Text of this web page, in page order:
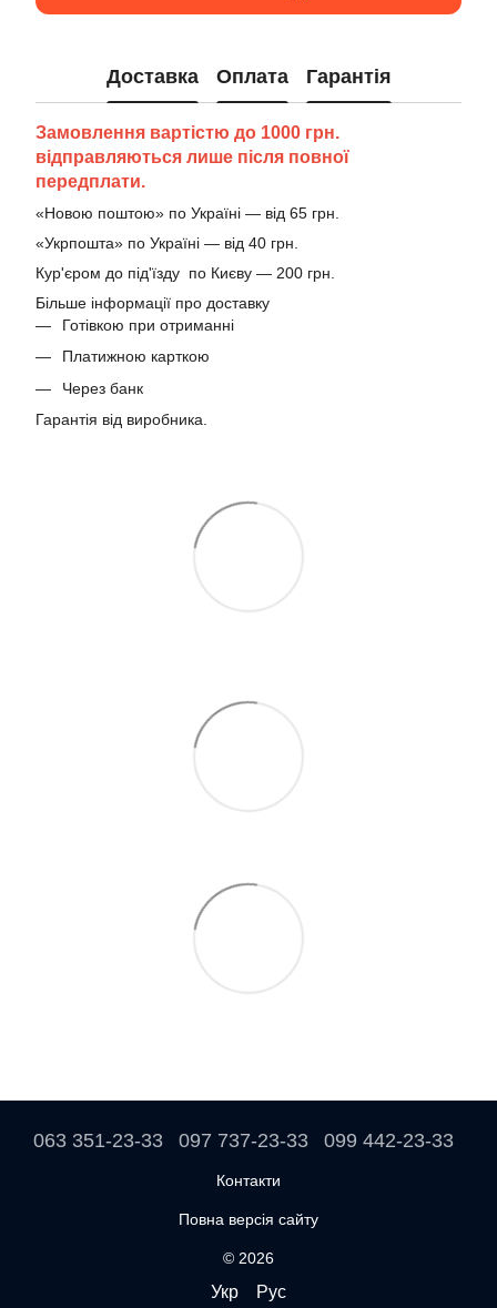
Доставка Оплата Гарантія
Замовлення вартістю до 1000 грн.
відправляються лише після повної
передплати.
«Новою поштою» по Україні — від 65 грн.
«Укрпошта» по Україні — від 40 грн.
Кур'єром до під'їзду по Києву — 200 грн.
Більше інформації про доставку
Готівкою при отриманні
Платижною карткою
Через банк
Гарантія від виробника.
063 351-23-33 097 737-23-33 099 442-23-33
Контакти
Повна версія сайту
© 2026
Укр Рус